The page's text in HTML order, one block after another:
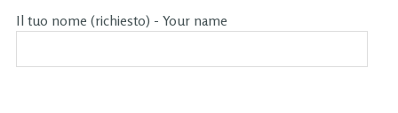
Il tuo nome (richiesto) - Your name